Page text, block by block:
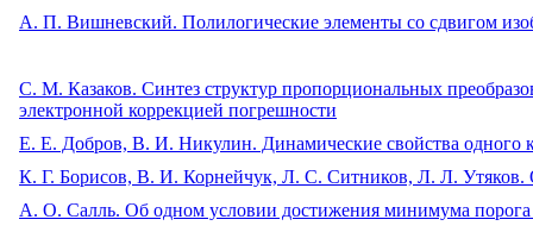
А. П. Вишневский. Полилогические элементы со сдвигом
C. М. Казаков. Синтез структур пропорциональных
электронной коррекцией погрешности
Е. Е. Добров, В. И. Никулин. Динамические свойства одного
К. Г. Борисов, В. И. Корнейчук, Л. С. Ситников, Л. Л. Утяков.
A. О. Салль. Об одном условии достижения минимума порога